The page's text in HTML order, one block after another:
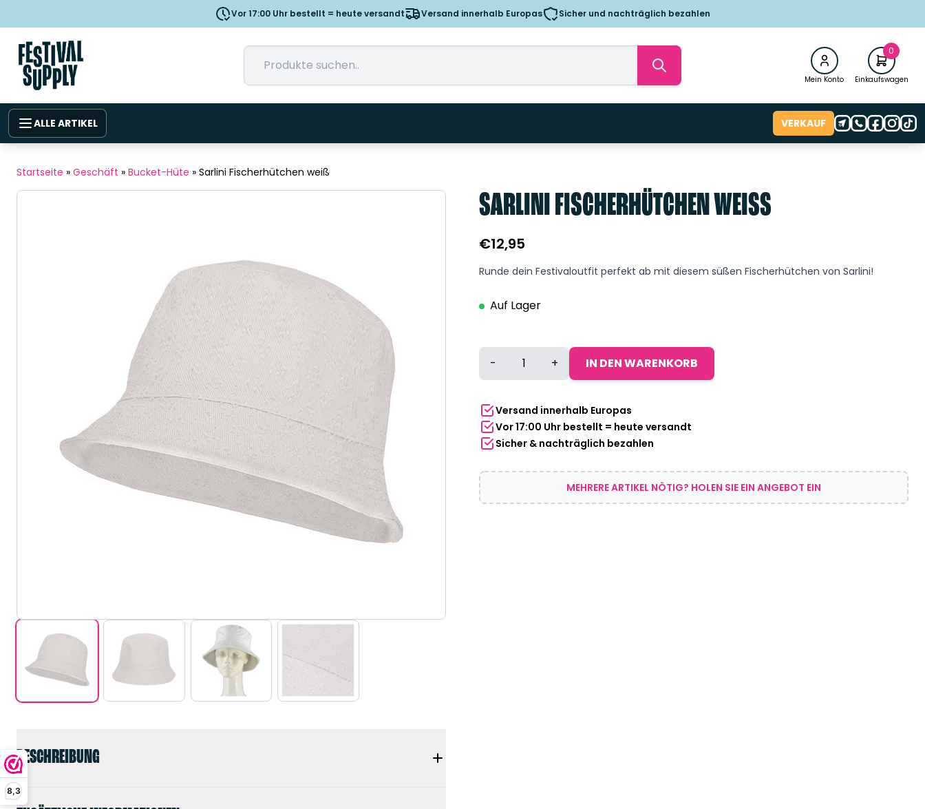
8,3
Vor 17:00 Uhr bestellt = heute versandt Versand innerhalb Europas Sicher und nachträglich bezahlen
Mein Konto
0
Einkaufswagen
ALLE ARTIKEL VERKAUF
Startseite » Geschäft » Bucket-Hüte » Sarlini Fischerhütchen weiß
BESCHREIBUNG
SARLINI FISCHERHÜTCHEN WEISS
€12,95
Runde dein Festivaloutfit perfekt ab mit diesem süßen Fischerhütchen von Sarlini!
Auf Lager
Sarlini
Fischerhütchen
Menge
- + IN DEN WARENKORB
Versand innerhalb Europas
Vor 17:00 Uhr bestellt = heute versandt
Sicher & nachträglich bezahlen
MEHRERE ARTIKEL NÖTIG? HOLEN SIE EIN ANGEBOT EIN